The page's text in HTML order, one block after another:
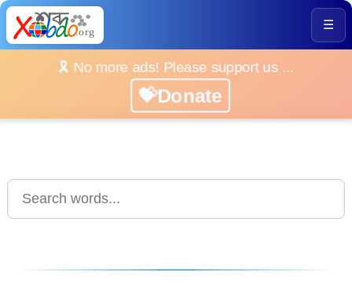
☰
🎗️ No more ads! Please support us ...
💝Donate